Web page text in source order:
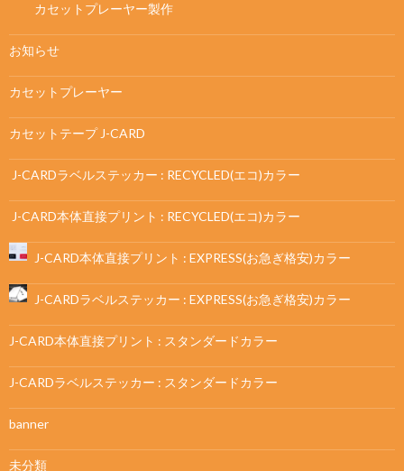
カセットプレーヤー製作
お知らせ
カセットプレーヤー
カセットテープ J-CARD
J-CARDラベルステッカー : RECYCLED(エコ)カラー
J-CARD本体直接プリント : RECYCLED(エコ)カラー
J-CARD本体直接プリント : EXPRESS(お急ぎ格安)カラー
J-CARDラベルステッカー : EXPRESS(お急ぎ格安)カラー
J-CARD本体直接プリント : スタンダードカラー
J-CARDラベルステッカー : スタンダードカラー
banner
未分類